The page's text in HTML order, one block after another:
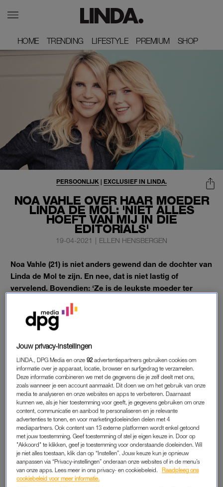
HOME
HOME TRENDING
TRENDING LIFESTYLE
LIFESTYLE PREMIUM
PREMIUM SHOP
SHOP
NOA VAHLE OVER HAAR MOEDER
LINDA DE MOL: 'NIET ÁLLES
HOEFT VAN MIJ IN DIE
EDITORIALS'
PERSOONLIJK | EXCLUSIEF IN LINDA.
19-04-2021 | ELLEN HENSBERGEN
Noa Vahle (21) is niet anders gewend dan de dochter van
Linda de Mol te zijn. En nee, dat is niet lastig of
vervelend. Bovendien: ‘Ze is de leukste moeder ter
Journalist Antoinnette Scheulderman praat in LINDA.202 met
Noa over dierbare herinneringen, bekendheid en de band met
haar moeder.
LINDA & NOA
Wat het eerste is dat in Noa opkomt als ze aan haar moeder
denkt? “Vooral liefde. Ze is altijd bezig met haar familie en is
heel erg zorgzaam, ook nu mijn broer en ik al een paar jaar uit
huis zijn. Als ik druk ben met mijn studie, appt ze bijvoorbeeld:
‘Kom het weekend hier studeren, dan ga ik intussen lekker
voor je koken.’ En ik denk ook meteen aan haar humor: je
kunt erg met mijn moeder lachen. Daarbij vind ik haar sterk.
Ze is heel onafhankelijk en straalt dat ook uit.”
Jouw privacy-instellingen
LINDA., DPG Media en onze92 advertentiepartners gebruiken cookies om
informatie over je apparaat, locatie, browser en surfgedrag te verzamelen.
Deze informatie combineren we met de gegevens die je zelf deelt met ons,
zoals wanneer je een account aanmaakt. Dit doen we om het gebruik van onze
media te analyseren en onze websites en apps te verbeteren. Daarnaast
kunnen we, als je hier toestemming voor geeft, je gegevens gebruiken om onze
content, communicatie en aanbod te personaliseren en je relevante
advertenties te tonen, en voor marketingdoeleinden delen met 4
mediapartners. Ook content van 13 externe platformen wordt enkel getoond
met jouw toestemming. Geef toestemming of stel je eigen keuze in. Door op
"Akkoord" te klikken, geef je toestemming voor onderstaande doeleinden. Wil
je niet alles toestaan, klik dan op “Instellen”. Jouw keuze kun je opnieuw
aanpassen via “Privacy-instellingen” onderaan onze websites of in de menu’s
van onze apps. Lees meer in ons privacy- en cookiebeleid.
Raadpleeg ons
cookiebeleid voor meer informatie.